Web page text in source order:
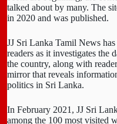
talked about by many. The
in 2020 and was published.
JJ Sri Lanka Tamil News
readers as it investigates the
the country, along with
mirror that reveals
politics in Sri Lanka.
In February 2021, JJ Sri
among the 100 most visited